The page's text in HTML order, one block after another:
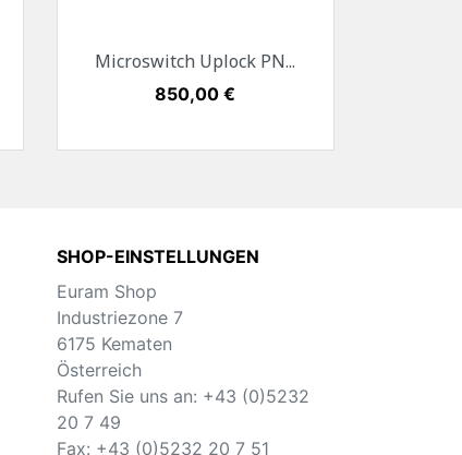
 Vorschau
Microswitch Uplock PN...
Preis
850,00 €
SHOP-EINSTELLUNGEN
Euram Shop
Industriezone 7
6175 Kematen
Österreich
Rufen Sie uns an: +43 (0)5232
20 7 49
Fax: +43 (0)5232 20 7 51